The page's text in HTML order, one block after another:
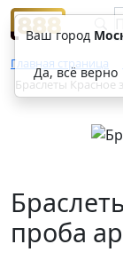
Главная страница
Браслеты Красное
проба
Ваш город
Да, всё верно